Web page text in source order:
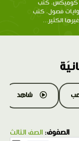
كوميكس، كتب
فصول، كتب
الكثير...
شاهد
الصفوف: الصف الثالث